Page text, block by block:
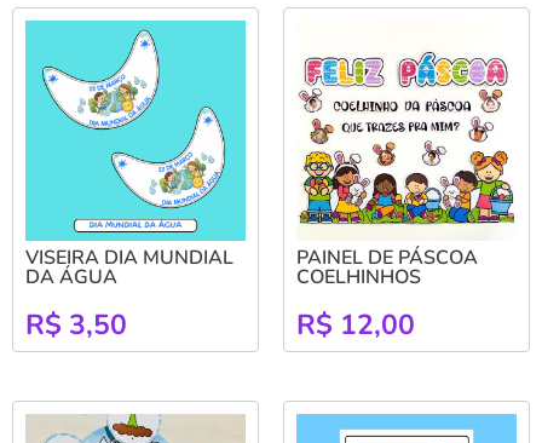
VISEIRA DIA MUNDIAL
DA ÁGUA
R$ 3,50
PAINEL DE PÁSCOA
COELHINHOS
R$ 12,00